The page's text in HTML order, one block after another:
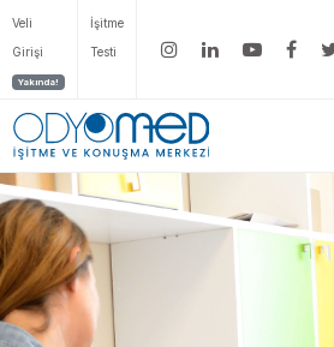
Veli
Girişi
Yakında!
İşitme
Testi